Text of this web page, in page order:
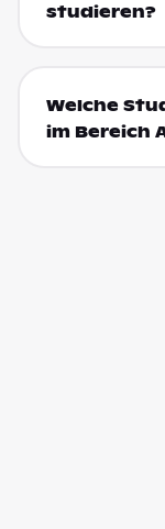
studieren?
Welche
im Bereich